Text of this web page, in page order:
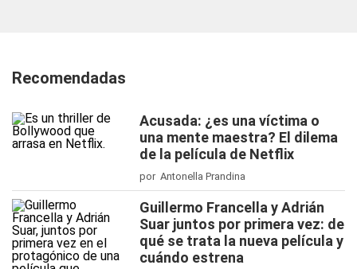
Recomendadas
Acusada: ¿es una víctima o
una mente maestra? El dilema
de la película de Netflix
por Antonella Prandina
Guillermo Francella y Adrián
Suar juntos por primera vez: de
qué se trata la nueva película y
cuándo estrena